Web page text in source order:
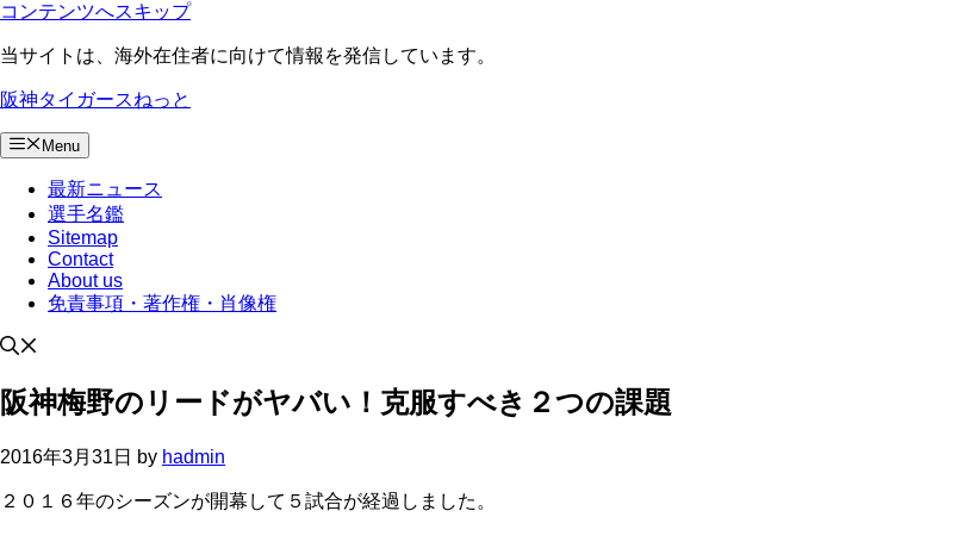
コンテンツへスキップ
当サイトは、海外在住者に向けて情報を発信しています。
阪神タイガースねっと
Menu
最新ニュース
選手名鑑
Sitemap
Contact
About us
免責事項・著作権・肖像権
阪神梅野のリードがヤバい！克服すべき２つの課題
2016年3月31日 by hadmin
２０１６年のシーズンが開幕して５試合が経過しました。